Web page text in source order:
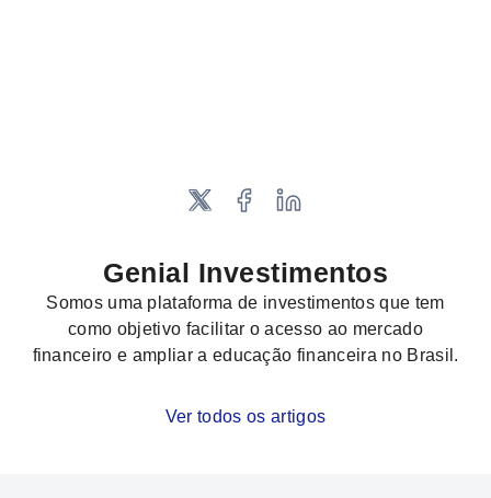
Genial Investimentos
Somos uma plataforma de investimentos que tem
como objetivo facilitar o acesso ao mercado
financeiro e ampliar a educação financeira no Brasil.
Ver todos os artigos